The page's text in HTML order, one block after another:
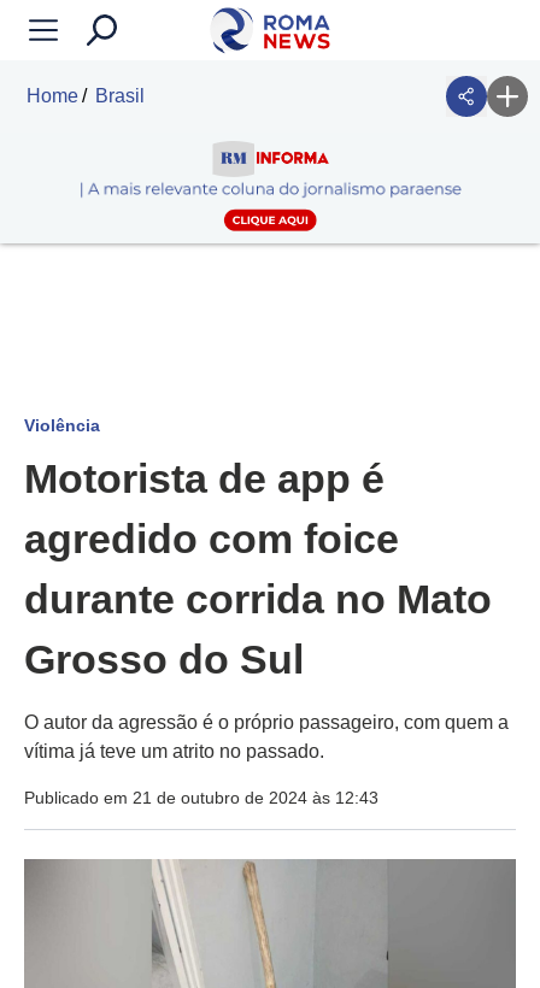
Home Brasil
Violência
Motorista de app é
agredido com foice
durante corrida no Mato
Grosso do Sul
O autor da agressão é o próprio passageiro, com quem a
vítima já teve um atrito no passado.
Publicado em 21 de outubro de 2024 às 12:43